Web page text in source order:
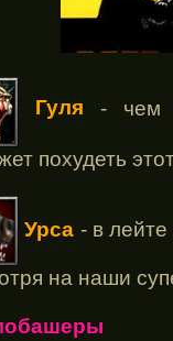
Гуля - чем
похудеть
Урса - в
на наши